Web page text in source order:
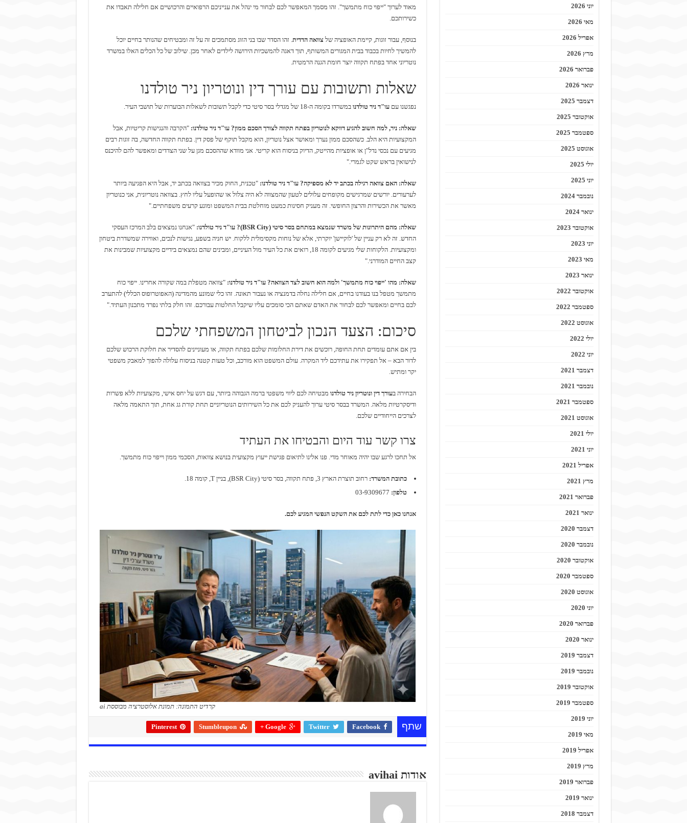
מאוד לערוך "ייפוי כוח מתמשך". זהו מסמך המאפשר לכם לבחור מי ינהל את ענייניכם הרפואיים והרכושיים אם חלילה תאבדו את
כשירותכם.
בנוסף, עבור זוגות, קיימת האופציה שלצוואה הדדית. זהו הסדר שבו בני הזוג מסתמכים זה על זה ומבטיחים שהנותר בחיים יוכל
להמשיך לחיות בכבוד בבית המגורים המשותף, תוך דאגה להמשכיות הירושה לילדים לאחר מכן. שילוב של כל הכלים האלו במשרד
נוטריוני אחד בפתח תקווה יוצר חומת הגנה הרמטית.
שאלות ותשובות עם עורך דין ונוטריון ניר טולדנו
נפגשנו עםעו"ד ניר טולדנו במשרדו בקומה ה-18 של מגדלי בסר סיטי כדי לקבל תשובות לשאלות הבוערות של תושבי העיר.
שאלה: ניר, למה חשוב להגיע דווקא לנוטריון בפתח תקווה לצורך הסכם ממון? עו"ד ניר טולדנו: "הקרבה והנגישות קריטיות, אבל
המקצועיות היא הלב. כשהסכם ממון נערך ומאושר אצל נוטריון, הוא מקבל תוקף של פסק דין. בפתח תקווה החדשה, בה זוגות רבים
מגיעים עם נכסי נדל"ן או אופציות מהייטק, הדיוק בניסוח הוא קריטי. אני מוודא שההסכם מגן על שני הצדדים ומאפשר להם להיכנס
לנישואין בראש שקט לגמרי."
שאלה: האם צוואה רגילה בכתב יד לא מספיקה? עו"ד ניר טולדנו: "טכנית, החוק מכיר בצוואה בכתב יד, אבל היא הפגיעה ביותר
לערעורים. יורשים שמרגישים מקופחים עלולים לטעון שהמצווה לא היה צלול או שהופעל עליו לחץ. בצוואה נוטריונית, אני כנוטריון
מאשר את הכשירות והרצון החופשי. זה מעניק חסינות כמעט מוחלטת בבית המשפט ומונע קרעים משפחתיים."
שאלה: מהם היתרונות של משרד שנמצא במתחם בסר סיטי (BSR City
)? עו"ד ניר טולדנו: "אנחנו נמצאים בלב המרכז העסקי
החדש. זה לא רק עניין של 'לוקיישן' יוקרתי, אלא של נוחות מקסימלית ללקוח. יש חניה בשפע, נגישות לנכים, ואווירה שמשדרת ביטחון
ומקצועיות. הלקוחות שלי מגיעים לקומה 18, רואים את כל העיר מול העיניים, ומבינים שהם נמצאים בידיים מקצועיות שמבינות את
קצב החיים המודרני."
שאלה: מהו 'ייפוי כוח מתמשך' ולמה הוא חשוב לצד הצוואה? עו"ד ניר טולדנו: "צוואה מטפלת במה שקורה אחרינו. ייפוי כוח
מתמשך מטפל בנו בעודנו בחיים, אם חלילה נחלה בדמנציה או נעבור תאונה. זהו כלי שמונע מהמדינה (האפוטרופוס הכללי) להתערב
לכם בחיים ומאפשר לכם לבחור את האדם שאתם הכי סומכים עליו שיקבל החלטות עבורכם. זהו חלק בלתי נפרד מתכנון העתיד."
סיכום: הצעד הנכון לביטחון המשפחתי שלכם
בין אם אתם עומדים תחת החופה, רוכשים את דירת החלומות שלכם בפתח תקווה, או מעוניינים להסדיר את חלוקת הרכוש שלכם
לדור הבא – אל תפקירו את עתידכם ליד המקרה. עולם המשפט הוא מורכב, וכל טעות קטנה בניסוח עלולה להפוך למאבק משפטי
יקר ומתיש.
הבחירה בעורך דין ונוטריון ניר טולדנו מבטיחה לכם ליווי משפטי ברמה הגבוהה ביותר, עם דגש על יחס אישי, מקצועיות ללא פשרות
ודיסקרטיות מלאה. המשרד בבסר סיטי ערוך להעניק לכם את כל השירותים הנוטריוניים תחת קורת גג אחת, תוך התאמה מלאה
לצרכים הייחודיים שלכם.
צרו קשר עוד היום והבטיחו את העתיד
אל תחכו לרגע שבו יהיה מאוחר מדי. פנו אלינו לתיאום פגישת ייעוץ מקצועית בנושא צוואות, הסכמי ממון וייפוי כוח מתמשך.
כתובת המשרד: רחוב תוצרת הארץ 3, פתח תקווה, בסר סיטי (BSR City), בניין T, קומה 18.
טלפון:
אנחנו כאן כדי לתת לכם את השקט הנפשי המגיע לכם.
קרדיט התמונה: תמונת אלוסטרציה מבוססת ai
שתף Facebook
Twitter
Google +
Stumbleupon
Pinterest
אודות avihai
יוני 2026
מאי 2026
אפריל 2026
מרץ 2026
פברואר 2026
ינואר 2026
דצמבר 2025
אוקטובר 2025
ספטמבר 2025
אוגוסט 2025
יולי 2025
יוני 2025
נובמבר 2024
ינואר 2024
אוקטובר 2023
יוני 2023
מאי 2023
ינואר 2023
אוקטובר 2022
ספטמבר 2022
אוגוסט 2022
יולי 2022
יוני 2022
דצמבר 2021
נובמבר 2021
ספטמבר 2021
אוגוסט 2021
יולי 2021
יוני 2021
אפריל 2021
מרץ 2021
פברואר 2021
ינואר 2021
דצמבר 2020
נובמבר 2020
אוקטובר 2020
ספטמבר 2020
אוגוסט 2020
יוני 2020
פברואר 2020
ינואר 2020
דצמבר 2019
נובמבר 2019
אוקטובר 2019
ספטמבר 2019
יוני 2019
מאי 2019
אפריל 2019
מרץ 2019
פברואר 2019
ינואר 2019
דצמבר 2018